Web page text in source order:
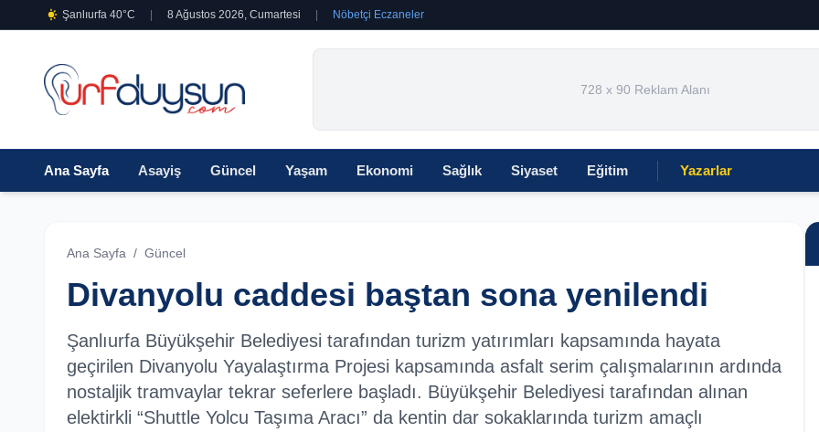
Şanlıurfa 40°C 8 Ağustos 2026, Cumartesi Nöbetçi Eczaneler
728 x 90 Reklam Alanı
Ana Sayfa Asayiş Güncel Yaşam Ekonomi Sağlık Siyaset Eğitim Yazarlar
Ana Sayfa / Güncel
Divanyolu caddesi baştan sona yenilendi
Şanlıurfa Büyükşehir Belediyesi tarafından turizm yatırımları kapsamında hayata
geçirilen Divanyolu Yayalaştırma Projesi kapsamında asfalt serim çalışmalarının ardında
nostaljik tramvaylar tekrar seferlere başladı. Büyükşehir Belediyesi tarafından alınan
elektirkli “Shuttle Yolcu Taşıma Aracı” da kentin dar sokaklarında turizm amaçlı